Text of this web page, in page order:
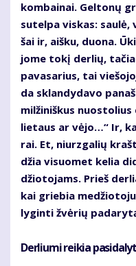
kom­bai­nai. Gel­to­nų
su­tel­pa vis­kas:
šai ir, aiš­ku, duo­na.
jo­me to­kį der­lių,
pa­va­sa­rius, tai
da sklan­dy­da­vo
mil­ži­niš­kus nuos­to­lius
lie­taus ar vė­jo…“ Ir,
rai. Et, niurz­ga­lių
džia vi­suo­met ke­lia
džio­to­jams. Prieš
kai grie­bia
ly­gin­ti žvė­rių
Derliu­mi rei­kia